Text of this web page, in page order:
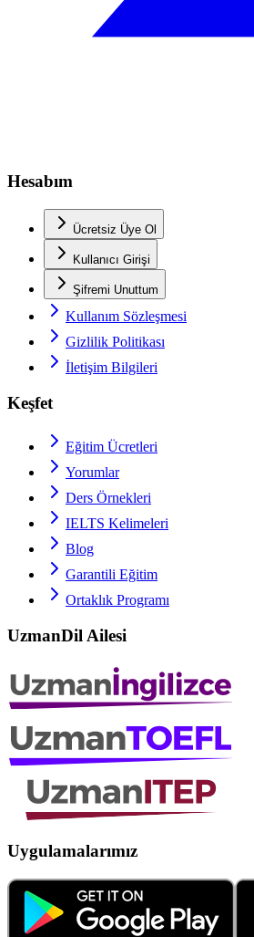
Hesabım
Ücretsiz Üye Ol
Kullanıcı Girişi
Şifremi Unuttum
Kullanım Sözleşmesi
Gizlilik Politikası
İletişim Bilgileri
Keşfet
Eğitim Ücretleri
Yorumlar
Ders Örnekleri
IELTS Kelimeleri
Blog
Garantili Eğitim
Ortaklık Programı
UzmanDil Ailesi
Uygulamalarımız